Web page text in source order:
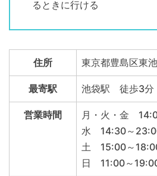
るときに行ける
住所 東京都豊島区東
最寄駅 池袋駅 徒歩3分
営業時間
月・火・金
水 14:30～
土 15:00～
日 11:00～